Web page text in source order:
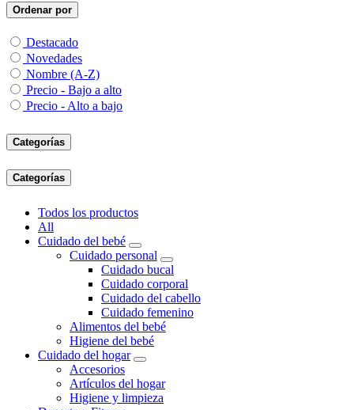
Ordenar por
Destacado
Novedades
Nombre (A-Z)
Precio - Bajo a alto
Precio - Alto a bajo
Categorías
Categorías
Todos los productos
All
Cuidado del bebé
Cuidado personal
Cuidado bucal
Cuidado corporal
Cuidado del cabello
Cuidado femenino
Alimentos del bebé
Higiene del bebé
Cuidado del hogar
Accesorios
Artículos del hogar
Higiene y limpieza